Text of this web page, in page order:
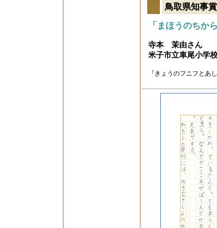
鳥取県知事賞
「まほうのちか
寺本 茉由さん
米子市立車尾小学
『きょうのフニフとあ